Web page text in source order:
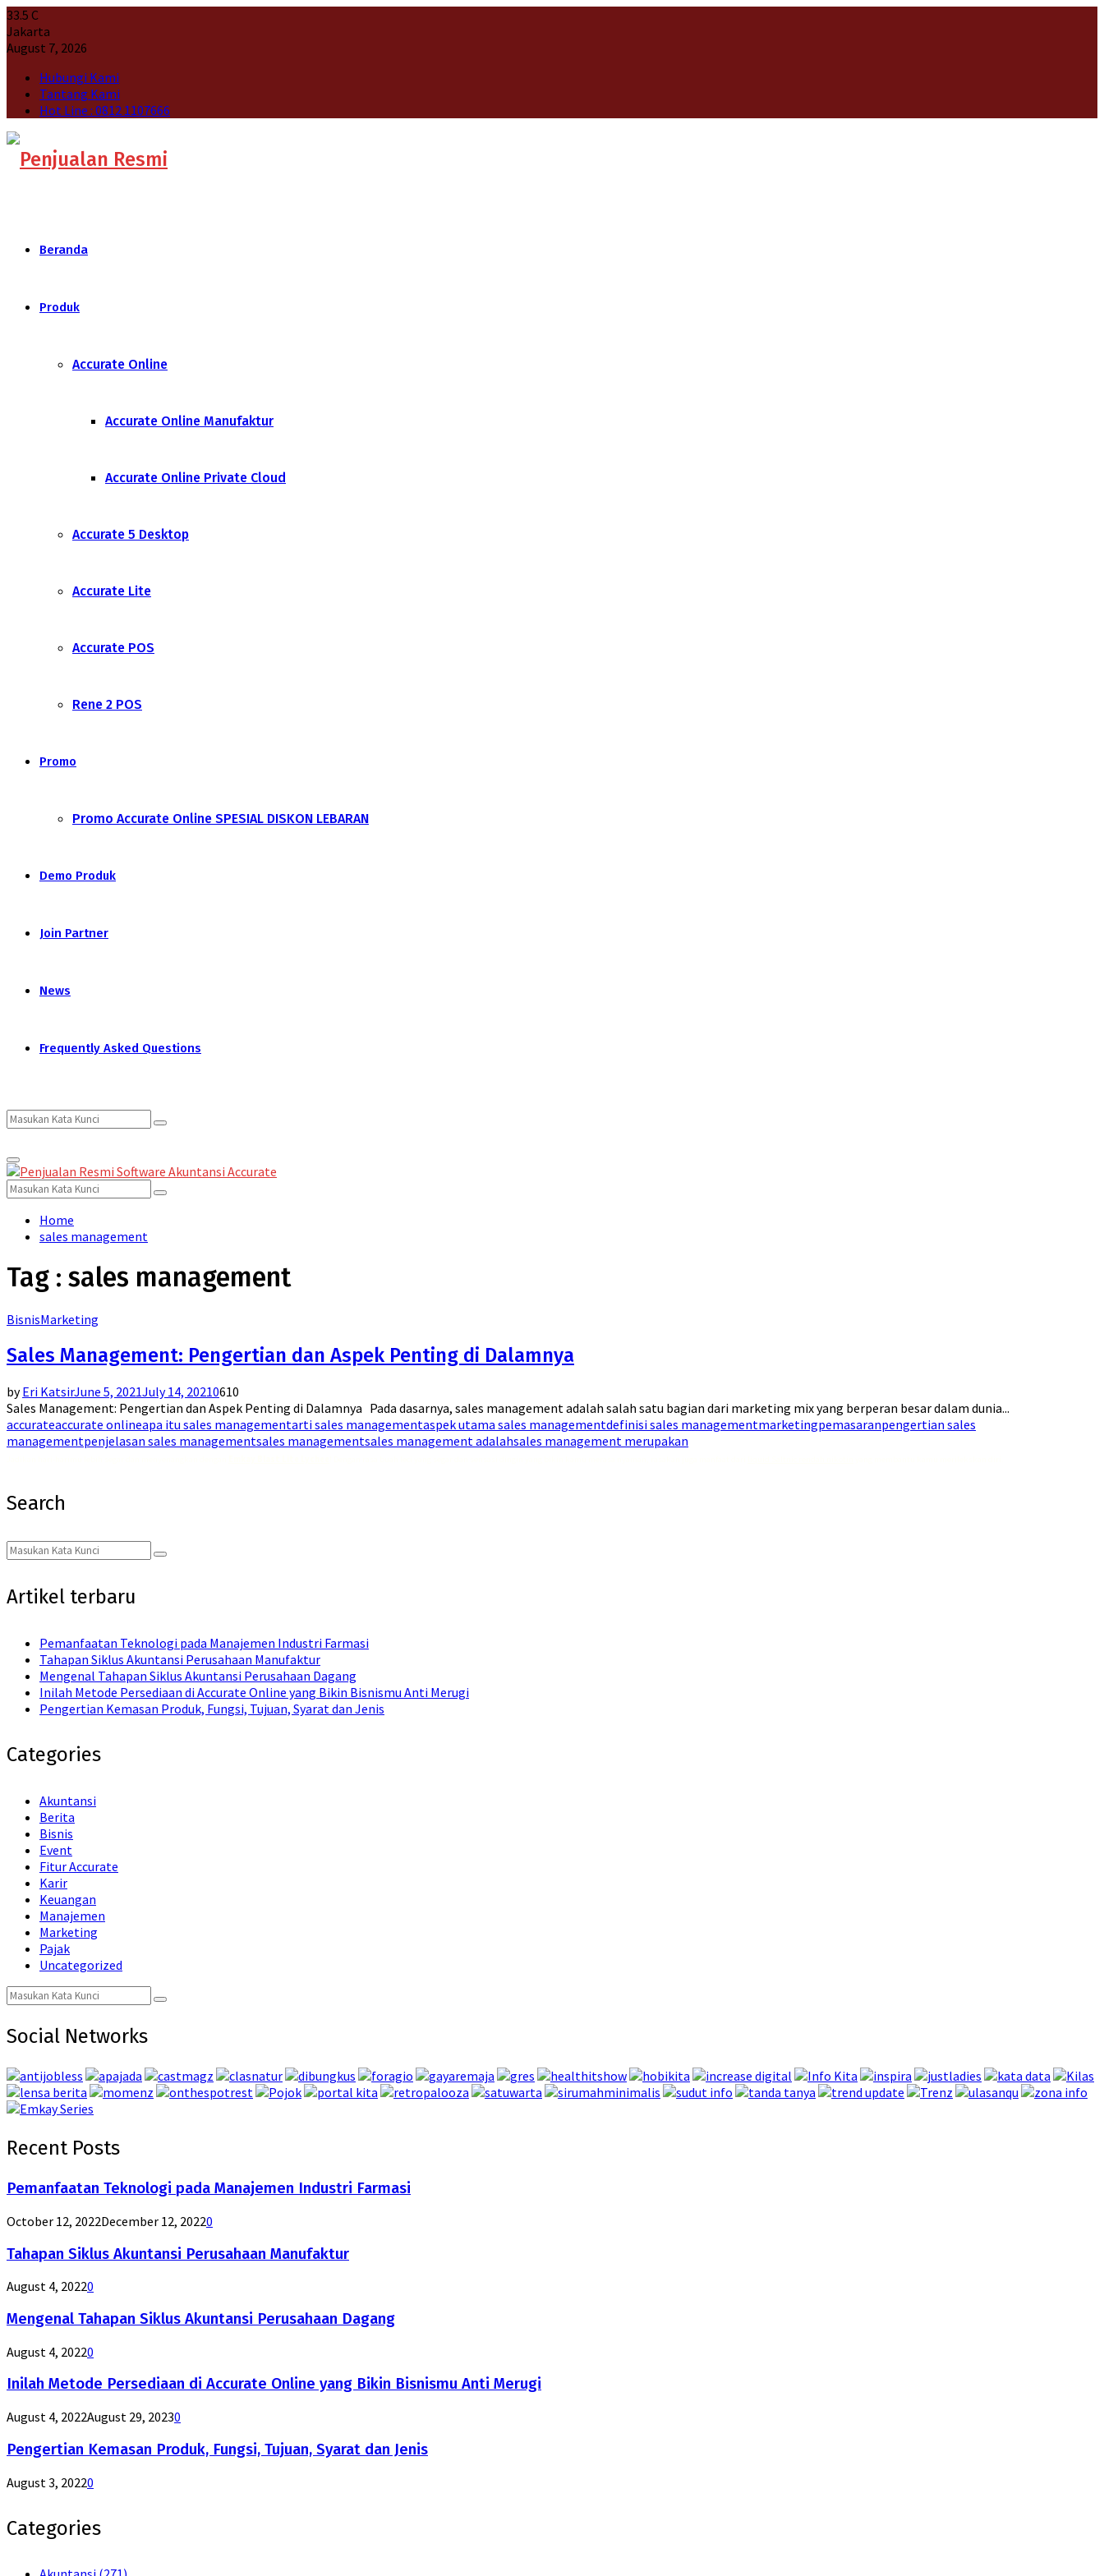
33.5 C
Jakarta
August 7, 2026
Hubungi Kami
Tantang Kami
Hot Line : 0812 1107666
Beranda
Produk
Accurate Online
Accurate Online Manufaktur
Accurate Online Private Cloud
Accurate 5 Desktop
Accurate Lite
Accurate POS
Rene 2 POS
Promo
Promo Accurate Online SPESIAL DISKON LEBARAN
Demo Produk
Join Partner
News
Frequently Asked Questions
Search
for:
Search
Primary
Menu
Search
for:
Search
Home
sales management
Tag : sales management
BisnisMarketing
Sales Management: Pengertian dan Aspek Penting di Dalamnya
byEri KatsirJune 5, 2021July 14, 20210610
Sales Management: Pengertian dan Aspek Penting di Dalamnya Pada dasarnya, sales management adalah salah satu bagian dari marketing mix yang berperan besar dalam dunia...
accurateaccurate onlineapa itu sales managementarti sales managementaspek utama sales managementdefinisi sales managementmarketingpemasaranpengertian sales
managementpenjelasan sales managementsales managementsales management adalahsales management merupakan
Search
Search
for:
Search
Artikel terbaru
Pemanfaatan Teknologi pada Manajemen Industri Farmasi
Tahapan Siklus Akuntansi Perusahaan Manufaktur
Mengenal Tahapan Siklus Akuntansi Perusahaan Dagang
Inilah Metode Persediaan di Accurate Online yang Bikin Bisnismu Anti Merugi
Pengertian Kemasan Produk, Fungsi, Tujuan, Syarat dan Jenis
Categories
Akuntansi
Berita
Bisnis
Event
Fitur Accurate
Karir
Keuangan
Manajemen
Marketing
Pajak
Uncategorized
Search
for:
Search
Social Networks
Recent Posts
Pemanfaatan Teknologi pada Manajemen Industri Farmasi
October 12, 2022December 12, 20220
Tahapan Siklus Akuntansi Perusahaan Manufaktur
August 4, 20220
Mengenal Tahapan Siklus Akuntansi Perusahaan Dagang
August 4, 20220
Inilah Metode Persediaan di Accurate Online yang Bikin Bisnismu Anti Merugi
August 4, 2022August 29, 20230
Pengertian Kemasan Produk, Fungsi, Tujuan, Syarat dan Jenis
August 3, 20220
Categories